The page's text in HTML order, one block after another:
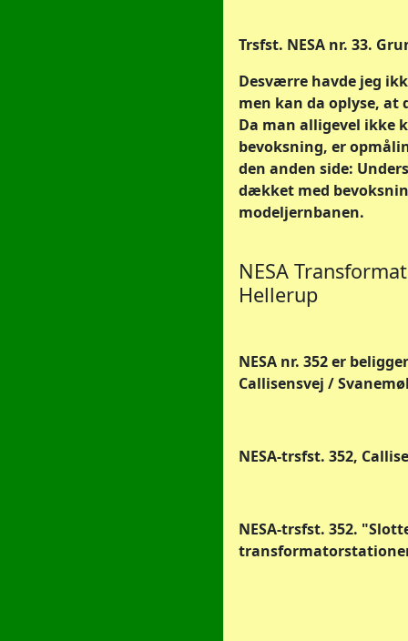
Trsfst. NESA nr. 33.
Desværre havde jeg
men kan da oplyse, at
Da man alligevel ikke
bevoksning, er
den anden side:
dækket med
modeljernbanen.
NESA
Hellerup
NESA nr. 352 er
Callisensvej /
NESA-trsfst. 352,
NESA-trsfst. 352.